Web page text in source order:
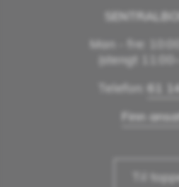
Man - fre:
(stengt
Telefon: 61
Finn
Til